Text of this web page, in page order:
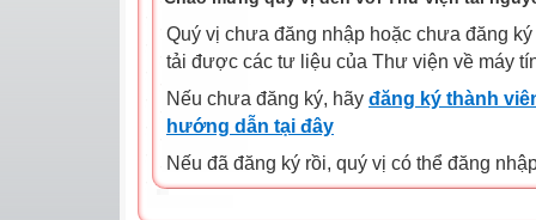
Quý vị chưa đăng nhập hoặc chưa đăng
tải được các tư liệu của Thư viện về máy
Nếu chưa đăng ký, hãy đăng ký thành
hướng dẫn tại đây
Nếu đã đăng ký rồi, quý vị có thể đăng